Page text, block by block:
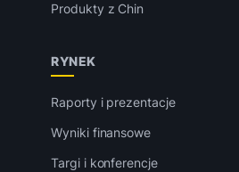
Produkty z Chin
RYNEK
Raporty i prezentacje
Wyniki finansowe
Targi i konferencje